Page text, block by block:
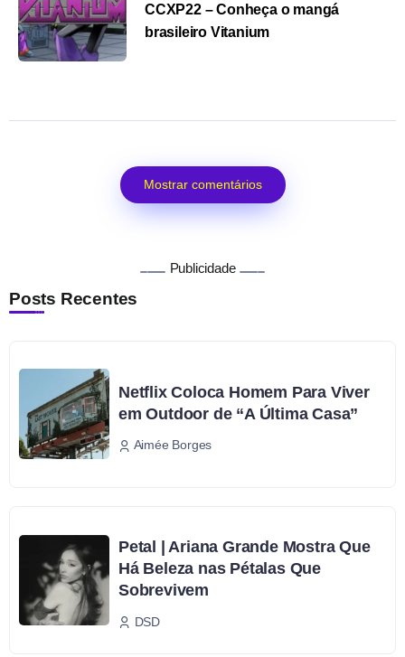
CCXP22 – Conheça o mangá
brasileiro Vitanium
Mostrar comentários
Publicidade
Posts Recentes
Netflix Coloca Homem Para Viver
em Outdoor de “A Última Casa”
Aimée Borges
Petal | Ariana Grande Mostra Que
Há Beleza nas Pétalas Que
Sobrevivem
DSD